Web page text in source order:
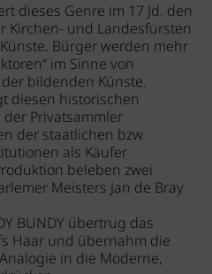
dieses Genre im 17 Jd. den
Kirchen- und Landesfürsten
Bürger werden mehr
im Sinne von
bildenden Künste.
diesen historischen
Privatsammler
der staatlichen bzw.
als Käufer
beleben zwei
Meisters Jan de Bray
BUNDY übertrug das
Haar und übernahm die
in die Moderne,